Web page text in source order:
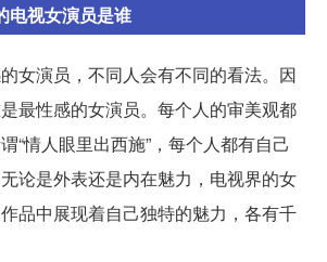
电视女演员是谁
女演员，不同人会有不同的看法。因
最性感的女演员。每个人的审美观都
“情人眼里出西施”，每个人都有自己
论是外表还是内在魅力，电视界的女
品中展现着自己独特的魅力，各有千